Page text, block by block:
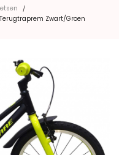
/
Zwart/Groen